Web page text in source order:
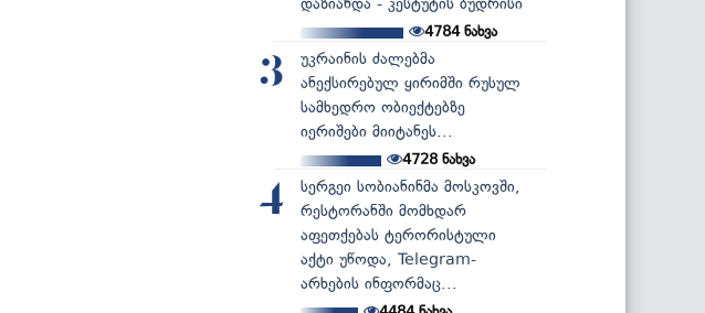
4784ნახვა
3
უკრაინის ძალებმა
ანექსირებულ ყირიმში რუსულ
სამხედრო ობიექტებზე
იერიშები მიიტანეს...
4728ნახვა
4
სერგეი სობიანინმა მოსკოვში,
რესტორანში მომხდარ
აფეთქებას ტერორისტული
აქტი უწოდა, Telegram-
არხების ინფორმაც...